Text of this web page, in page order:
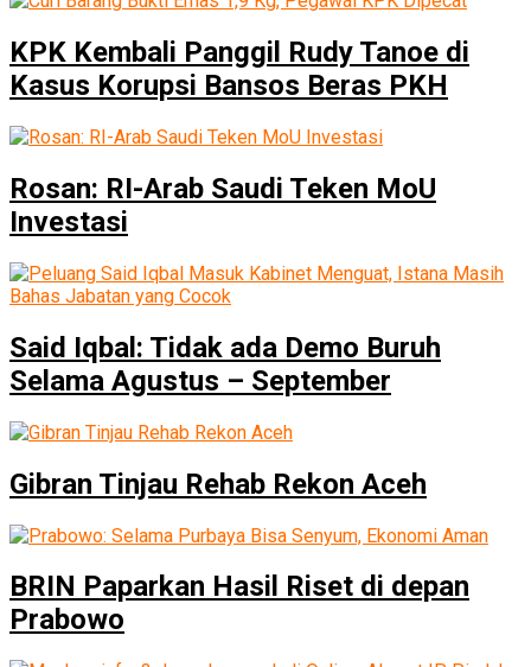
KPK Kembali Panggil Rudy Tanoe di
Kasus Korupsi Bansos Beras PKH
Rosan: RI-Arab Saudi Teken MoU
Investasi
Said Iqbal: Tidak ada Demo Buruh
Selama Agustus – September
Gibran Tinjau Rehab Rekon Aceh
BRIN Paparkan Hasil Riset di depan
Prabowo